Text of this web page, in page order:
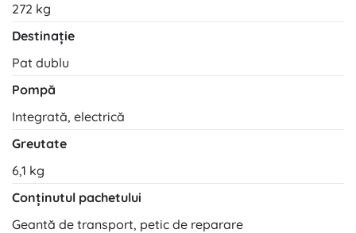
272 kg
Destinație
Pat dublu
Pompă
Integrată, electrică
Greutate
6,1 kg
Conținutul pachetului
Geantă de transport, petic de reparare